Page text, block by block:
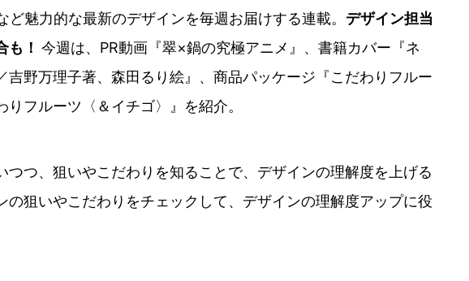
魅力的な最新のデザインを毎週お届けする連載。 デザイン担当
も！ 今週は、PR動画『翠×鍋の究極アニメ』、書籍カバー『ネ
吉野万理子著、森田るり絵』、商品パッケージ『こだわりフルー
フルーツ〈＆イチゴ〉』を紹介。
つつ、狙いやこだわりを知ることで、デザインの理解度を上げる
の狙いやこだわりをチェックして、デザインの理解度アップに役